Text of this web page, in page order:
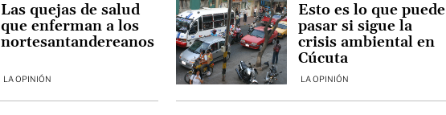
LA OPINIÓN
Las quejas de salud
que enferman a los
nortesantandereanos
LA OPINIÓN
Esto es lo que puede
pasar si sigue la
crisis ambiental en
Cúcuta